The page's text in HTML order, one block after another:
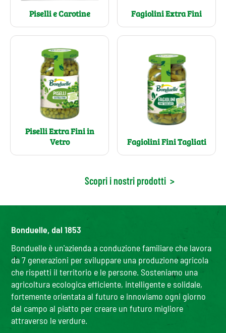
Piselli e Carotine Fagiolini Extra Fini
Piselli Extra Fini in
Vetro
Fagiolini Fini Tagliati
Scopri i nostri prodotti >
Bonduelle, dal 1853
Bonduelle è un'azienda a conduzione familiare che lavora
da 7 generazioni per sviluppare una produzione agricola
che rispetti il territorio e le persone. Sosteniamo una
agricoltura ecologica efficiente, intelligente e solidale,
fortemente orientata al futuro e innoviamo ogni giorno
dal campo al piatto per creare un futuro migliore
attraverso le verdure.